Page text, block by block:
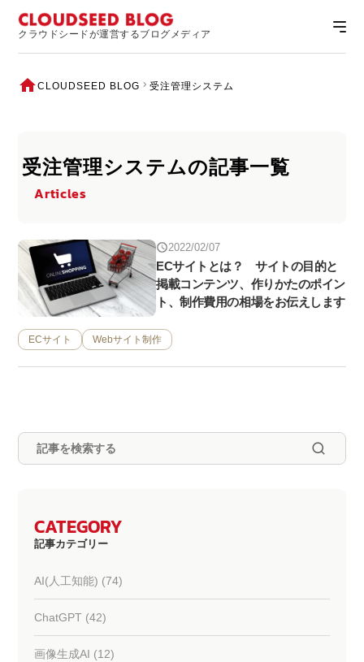
クラウドシードが運営するブログメディア
CLOUDSEED BLOG 受注管理システム
受注管理システムの記事一覧
Articles
2022/02/07
ECサイトとは？ サイトの目的と
掲載コンテンツ、作りかたのポイン
ト、制作費用の相場をお伝えします
ECサイト Webサイト制作
CATEGORY
記事カテゴリー
AI(人工知能) (74)
ChatGPT (42)
画像生成AI (12)